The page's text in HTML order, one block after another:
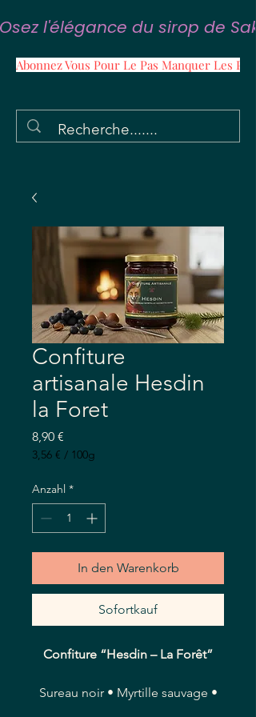
Osez l'élégance du sirop de
Abonnez Vous Pour Le Pas Manquer Les
Confiture
artisanale Hesdin
la Foret
8,90 €
3,56 € / 100g
pro
100
Gramm
Anzahl *
In den Warenkorb
Sofortkauf
Confiture “Hesdin – La Forêt”
Sureau noir • Myrtille sauvage •